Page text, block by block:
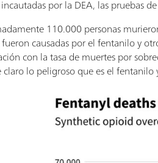
por la DEA, las pruebas
110.000 personas
causadas por el fentanilo y
con la tasa de muertes por
claro lo peligroso que es el